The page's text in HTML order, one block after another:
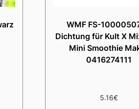
WMF FS-
Dichtung für Kult X
Mini Smoothie
0416274111
5.16€